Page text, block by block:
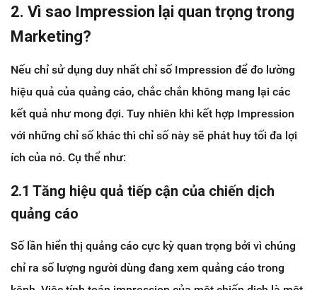
2. Vì sao Impression lại quan trọng trong
Marketing?
Nếu chỉ sử dụng duy nhất chỉ số Impression để đo lường
hiệu quả của quảng cáo, chắc chắn không mang lại các
kết quả như mong đợi. Tuy nhiên khi kết hợp Impression
với những chỉ số khác thì chỉ số này sẽ phát huy tối đa lợi
ích của nó. Cụ thể như:
2.1 Tăng hiệu quả tiếp cận của chiến dịch
quảng cáo
Số lần hiển thị quảng cáo cực kỳ quan trọng bởi vì chúng
chỉ ra số lượng người dùng đang xem quảng cáo trong